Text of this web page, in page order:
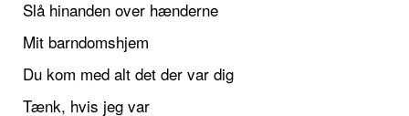
Slå hinanden over hænderne
Mit barndomshjem
Du kom med alt det der var dig
Tænk, hvis jeg var